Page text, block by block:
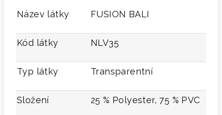
Název látky FUSION BALI
Kód látky NLV35
Typ látky Transparentní
Složení 25 % Polyester, 75 % PVC